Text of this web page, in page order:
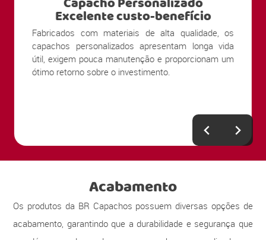
Excelente custo-benefício
Fabricados com materiais de alta qualidade, os
capachos personalizados apresentam longa vida
útil, exigem pouca manutenção e proporcionam um
ótimo retorno sobre o investimento.
Acabamento
Os produtos da BR Capachos possuem diversas opções de
acabamento, garantindo que a durabilidade e segurança que